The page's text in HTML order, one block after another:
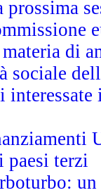
di
sociale
paesi terzi